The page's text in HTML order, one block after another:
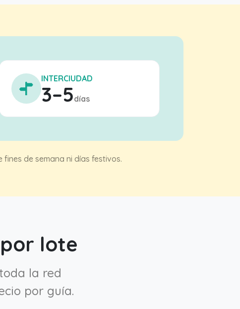
INTERCIUDAD
3–5días
de semana ni días festivos.
lote
la red
por guía.